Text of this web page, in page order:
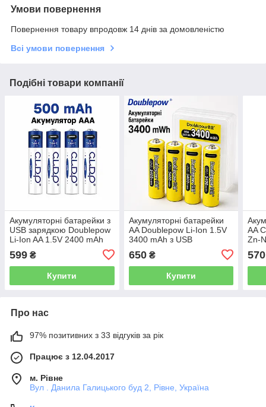
Умови повернення
Повернення товару впродовж 14 днів за домовленістю
Всі умови повернення
Подібні товари компанії
Акумуляторні батарейки з
USB зарядкою Doublepow
Li-Ion AA 1.5V 2400 mAh
599 ₴
Купити
Акумуляторні батарейки
AA Doublepow Li-Ion 1.5V
3400 mAh з USB
зарядкою, комплект 4 шт
650₴
Купити
AA
Zn-
570
Про нас
97% позитивних з 33 відгуків за рік
Працює з 12.04.2017
м. Рівне
Вул . Данила Галицького буд 2, Рівне, Україна